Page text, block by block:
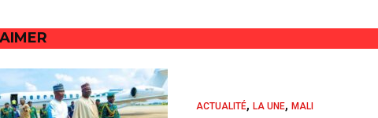
ACTUALITÉ, LA UNE, MALI